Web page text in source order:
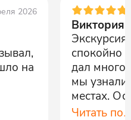
2026
на
Виктория
спокойно
дал
мы узнали
местах.
Читать